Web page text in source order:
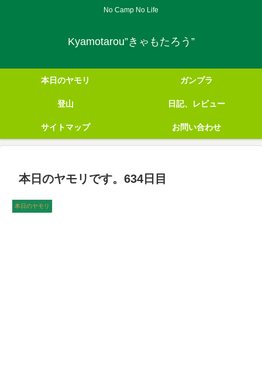
No Camp No Life
Kyamotarou”きゃもたろう”
本日のヤモリ ガンプラ
登山 日記、レビュー
サイトマップ お問い合わせ
本日のヤモリです。634日目
本日のヤモリ